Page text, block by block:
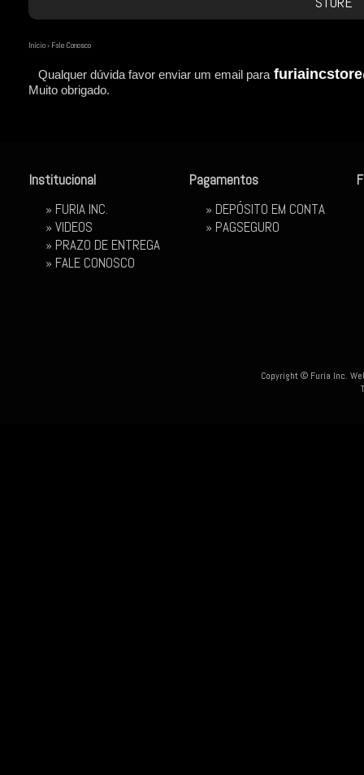
Início› Fale Conosco
Qualquer dúvida favor enviar um email para
Muito obrigado.
Institucional
» FURIA INC.
» VIDEOS
» PRAZO DE ENTREGA
» FALE CONOSCO
Pagamentos
» DEPÓSITO EM CONTA
» PAGSEGURO
Copyright © Furia Inc.